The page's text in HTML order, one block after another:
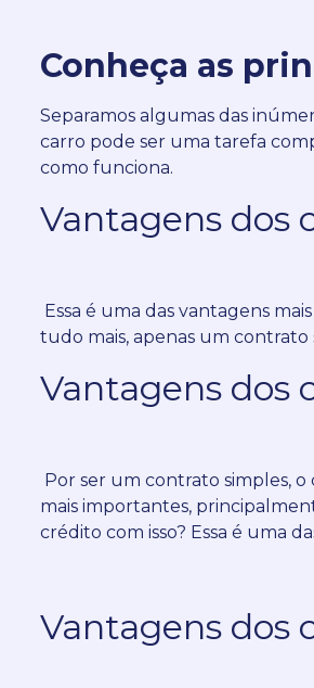
Conheça as
Separamos algumas das
carro pode ser uma tarefa
como funciona.
Vantagens dos
Essa é uma das vantagens
tudo mais, apenas um contrato
Vantagens dos
Por ser um contrato simples,
mais importantes,
crédito com isso? Essa é uma
Vantagens dos